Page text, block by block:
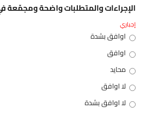
الإجراءات والمتطلبات واضحة ومجمّعة
إجباري
اوافق بشدة
اوافق
محايد
لا اوافق
لا اوافق بشدة